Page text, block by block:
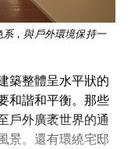
，與戶外環境保持一
築整體呈水平狀的
和諧和平衡。那些
戶外廣袤世界的通
景。還有環繞宅邸